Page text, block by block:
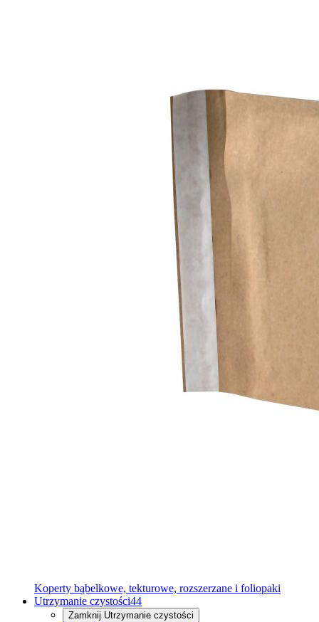
Koperty bąbelkowe, tekturowe, rozszerzane i foliopaki
Utrzymanie czystości44
Zamknij Utrzymanie czystości